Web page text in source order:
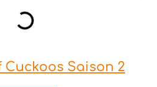
Cuckoos Saison 2